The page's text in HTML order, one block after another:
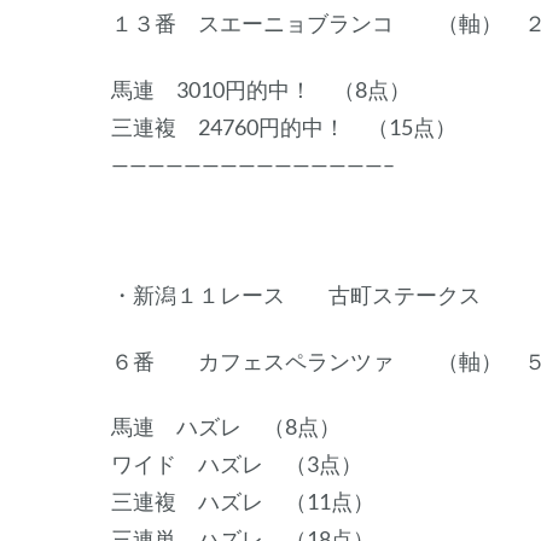
１３番 スエーニョブランコ （軸）
馬連 3010円的中！ （8点）
三連複 24760円的中！ （15点）
———————————————–
・新潟１１レース 古町ステークス
６番 カフェスペランツァ （軸）
馬連 ハズレ （8点）
ワイド ハズレ （3点）
三連複 ハズレ （11点）